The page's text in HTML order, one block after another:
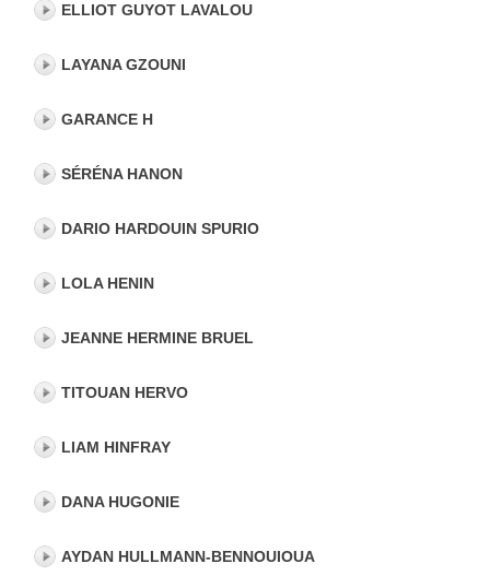
ELLIOT GUYOT LAVALOU
LAYANA GZOUNI
GARANCE H
SÉRÉNA HANON
DARIO HARDOUIN SPURIO
LOLA HENIN
JEANNE HERMINE BRUEL
TITOUAN HERVO
LIAM HINFRAY
DANA HUGONIE
AYDAN HULLMANN-BENNOUIOUA